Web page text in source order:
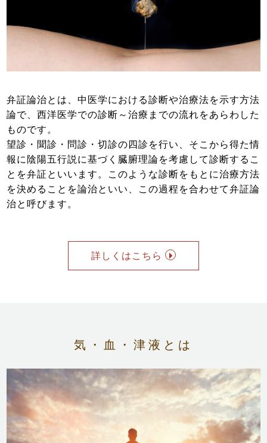
弁証論治とは、中医学における診断や治療法を示す方法
論で、西洋医学での診断～治療までの流れをあらわした
ものです。
望診・聞診・問診・切診の四診を行い、そこから得た情
報に陰陽五行説に基づく臓腑理論を考慮して診断するこ
とを弁証といいます。このような診断をもとに治療方法
を決めることを論治といい、この過程を合わせて弁証論
治と呼びます。
詳しくはこちら
気・血・津液とは